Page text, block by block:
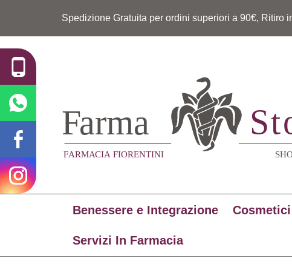
Spedizione Gratuita per ordini superiori a 90€, Ritiro
Benessere e Integrazione Cosmetici
Servizi In Farmacia